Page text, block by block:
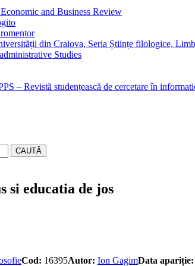
and Business Review
din Craiova, Seria Științe filologice,
Studies
– Revistă studențească de cercetare în
CAUTĂ
si educatia de jos
Cod: 16395Autor: Ion GagimData apariție: